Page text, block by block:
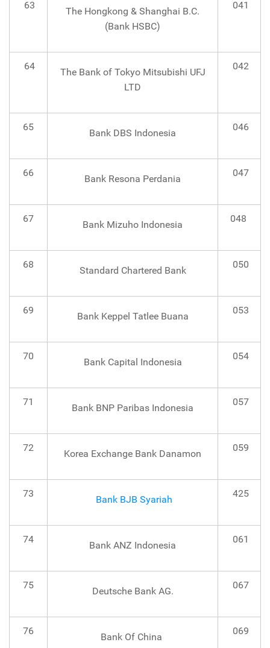
63
The Hongkong & Shanghai B.C.
(Bank HSBC)
041
64
The Bank of Tokyo Mitsubishi UFJ
LTD
042
65
Bank DBS Indonesia
046
66
Bank Resona Perdania
047
67
Bank Mizuho Indonesia
048
68
Standard Chartered Bank
050
69
Bank Keppel Tatlee Buana
053
70
Bank Capital Indonesia
054
71
Bank BNP Paribas Indonesia
057
72
Korea Exchange Bank Danamon
059
73
Bank BJB Syariah
425
74
Bank ANZ Indonesia
061
75
Deutsche Bank AG.
067
76
Bank Of China
069